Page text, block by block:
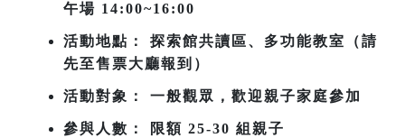
午場 14:00~16:00
活動地點： 探索館共讀區、多功能教室（請
先至售票大廳報到）
活動對象： 一般觀眾，歡迎親子家庭參加
參與人數： 限額 25-30 組親子